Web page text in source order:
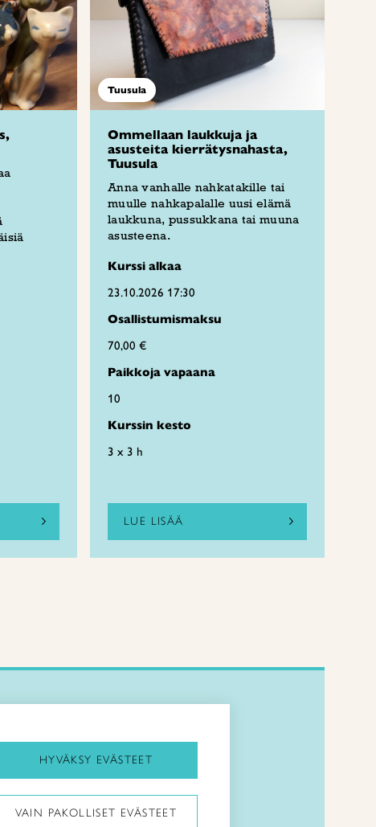
Tuusula
Ommellaan laukkuja ja
asusteita kierrätysnahasta,
Tuusula
Anna vanhalle nahkatakille tai
muulle nahkapalalle uusi elämä
laukkuna, pussukkana tai muuna
asusteena.
Kurssi alkaa
23.10.2026 17:30
Osallistumismaksu
70,00 €
Paikkoja vapaana
10
Kurssin kesto
3 x 3 h
LUE LISÄÄ
Kirjaudu Taitocampukseen
Taitoliitto:
HYVÄKSY EVÄSTEET
VAIN PAKOLLISET EVÄSTEET